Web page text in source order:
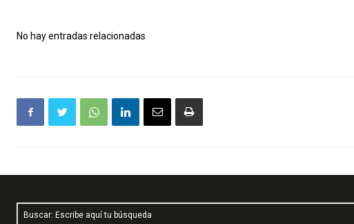
No hay entradas relacionadas
Buscar: Escribe aquí tu búsqueda